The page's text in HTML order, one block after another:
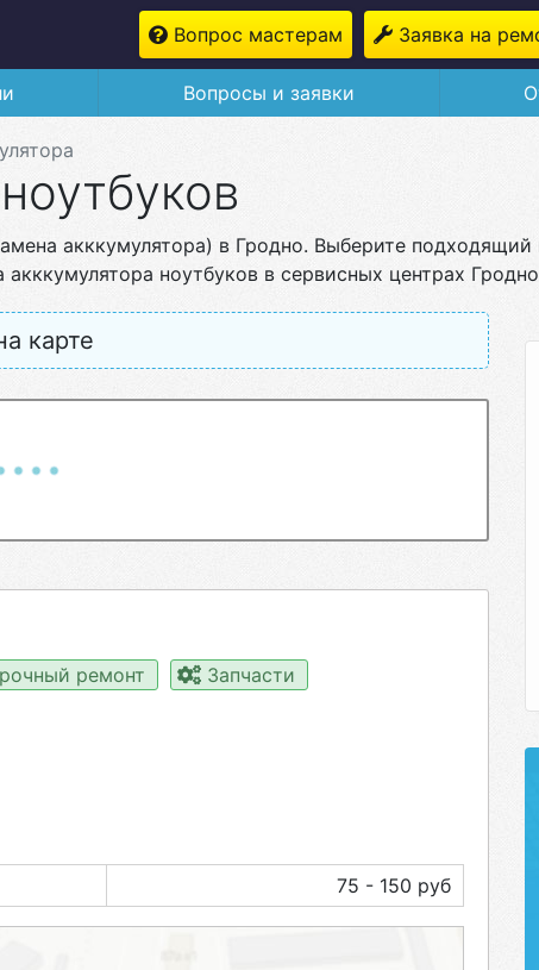
Вопрос мастерам Заявка на
Вопросы и заявки
акккумулятора) в Гродно. Выберите
ноутбуков в сервисных центрах
карте
ремонт Запчасти
75 - 150 руб